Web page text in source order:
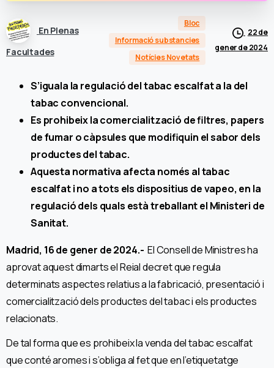
En Plenas
Facultades
Bloc
Informació substancies
Notícies Novetats
22 de
gener de 2024
S’iguala la regulació del tabac escalfat a la del
tabac convencional.
Es prohibeix la comercialització de filtres, papers
de fumar o càpsules que modifiquin el sabor dels
productes del tabac.
Aquesta normativa afecta només al tabac
escalfat i no a tots els dispositius de vapeo, en la
regulació dels quals està treballant el Ministeri de
Sanitat.
Madrid, 16 de gener de 2024.- El Consell de Ministres ha
aprovat aquest dimarts el Reial decret que regula
determinats aspectes relatius a la fabricació, presentació i
comercialització dels productes del tabac i els productes
relacionats.
De tal forma que es prohibeix la venda del tabac escalfat
que conté aromes i s’obliga al fet que en l’etiquetatge